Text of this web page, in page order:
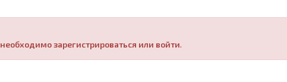
необходимо зарегистрироваться или войти.